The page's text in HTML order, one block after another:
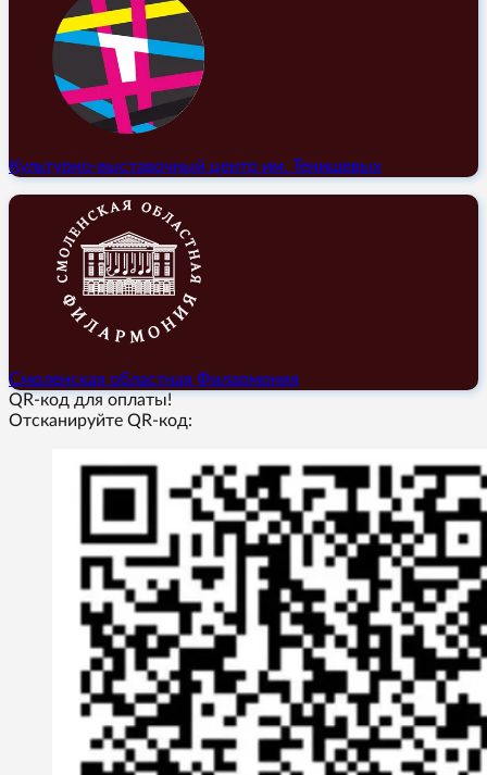
Культурно-выставочный центр им. Тенишевых
Смоленская областная Филармония
QR-код для оплаты!
Отсканируйте QR-код: